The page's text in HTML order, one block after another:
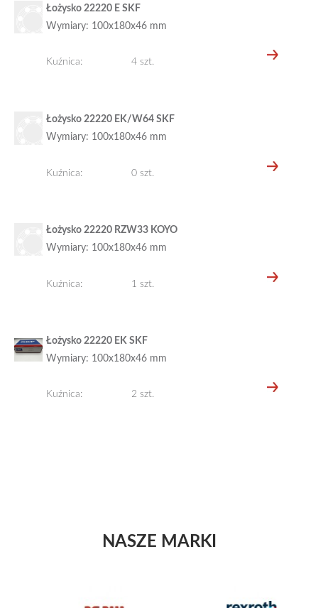
Łożysko 22220 E SKF
Wymiary: 100x180x46 mm
Kuźnica: 4 szt.
Łożysko 22220 EK/W64 SKF
Wymiary: 100x180x46 mm
Kuźnica: 0 szt.
Łożysko 22220 RZW33 KOYO
Wymiary: 100x180x46 mm
Kuźnica: 1 szt.
Łożysko 22220 EK SKF
Wymiary: 100x180x46 mm
Kuźnica: 2 szt.
NASZE MARKI